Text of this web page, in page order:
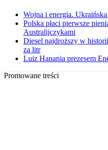
Wojna i energia.
Polska płaci pierwsze
Australijczykami
Diesel najdroższy w
za litr
Luiz Hanania prezesem
Promowane treści